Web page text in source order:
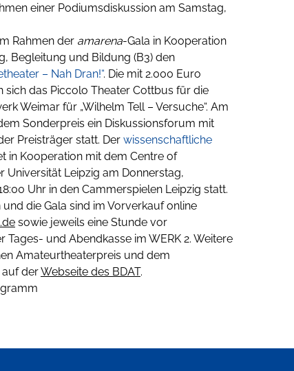
einer Podiumsdiskussion am Samstag,
Rahmen der amarena-Gala in Kooperation
Begleitung und Bildung (B3) den
– Nah Dran!“. Die mit 2.000 Euro
sich das Piccolo Theater Cottbus für die
Weimar für „Wilhelm Tell – Versuche“. Am
Sonderpreis ein Diskussionsforum mit
Preisträger statt. Der wissenschaftliche
in Kooperation mit dem Centre of
Universität Leipzig am Donnerstag,
Uhr in den Cammerspielen Leipzig statt.
die Gala sind im Vorverkauf online
sowie jeweils eine Stunde vor
Tages- und Abendkasse im WERK 2. Weitere
Amateurtheaterpreis und dem
auf derWebseite des BDAT.